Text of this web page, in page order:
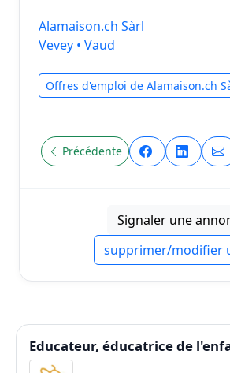
Alamaison.ch Sàrl
Vevey • Vaud
Offres d'emploi de Alamaison.ch
Précédente
Signaler une
supprimer/modifier
Educateur, éducatrice de